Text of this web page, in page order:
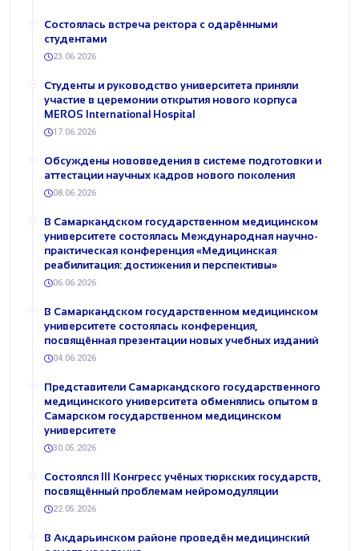
Состоялась встреча ректора с одарёнными
студентами
23.06.2026
Студенты и руководство университета приняли
участие в церемонии открытия нового корпуса
MEROS International Hospital
17.06.2026
Обсуждены нововведения в системе подготовки и
аттестации научных кадров нового поколения
08.06.2026
В Самаркандском государственном медицинском
университете состоялась Международная научно-
практическая конференция «Медицинская
реабилитация: достижения и перспективы»
06.06.2026
В Самаркандском государственном медицинском
университете состоялась конференция,
посвящённая презентации новых учебных изданий
04.06.2026
Представители Самаркандского государственного
медицинского университета обменялись опытом в
Самарском государственном медицинском
университете
30.05.2026
Состоялся III Конгресс учёных тюркских государств,
посвящённый проблемам нейромодуляции
22.05.2026
В Акдарьинском районе проведён медицинский